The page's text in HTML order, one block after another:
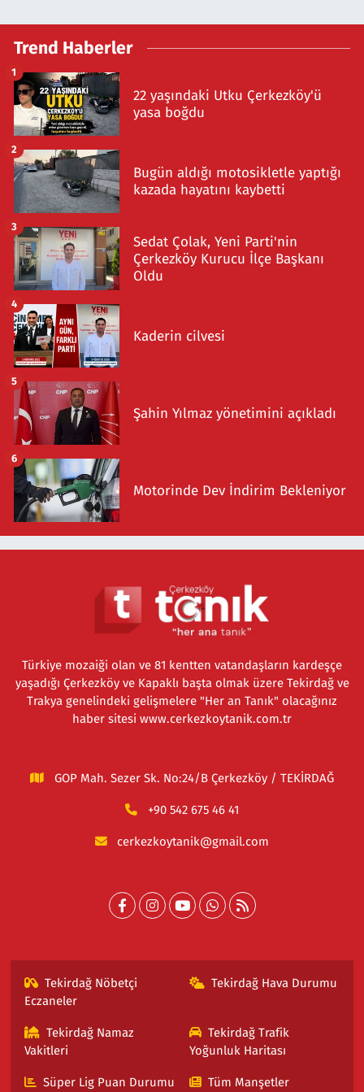
Trend Haberler
22 yaşındaki Utku Çerkezköy'ü
yasa boğdu
1
Bugün aldığı motosikletle yaptığı
kazada hayatını kaybetti
2
Sedat Çolak, Yeni Parti'nin
Çerkezköy Kurucu İlçe Başkanı
Oldu
3
Kaderin cilvesi
4
Şahin Yılmaz yönetimini açıkladı
5
Motorinde Dev İndirim Bekleniyor
6
Türkiye mozaiği olan ve 81 kentten vatandaşların kardeşçe
yaşadığı Çerkezköy ve Kapaklı başta olmak üzere Tekirdağ ve
Trakya genelindeki gelişmelere "Her an Tanık" olacağınız
haber sitesi www.cerkezkoytanik.com.tr
GOP Mah. Sezer Sk. No:24/B Çerkezköy / TEKİRDAĞ
+90 542 675 46 41
cerkezkoytanik@gmail.com
Tekirdağ Nöbetçi
Eczaneler
Tekirdağ Hava Durumu
Tekirdağ Namaz
Vakitleri
Tekirdağ Trafik
Yoğunluk Haritası
Süper Lig Puan Durumu Tüm Manşetler